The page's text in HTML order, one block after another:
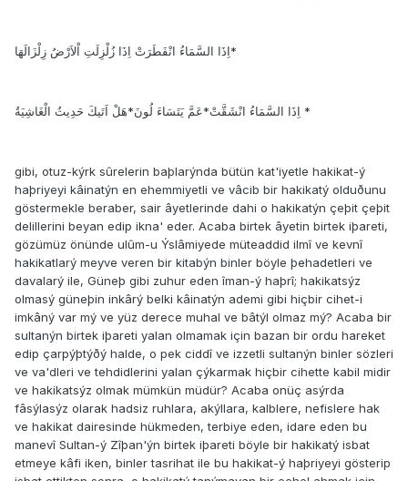
اِذَا السَّمَاءُ انْفَطَرَتْ اِذَا زُلْزِلَتِ اْلاَرْضُ زِلْزَالَهَا*
اِذَا السَّمَاءُ انْشَقَّتْ*عَمَّ يَتَسَاءَ لُونَ*هَلْ اَتَيكَ حَدِيثُ الْغَاشِيَةُ *
gibi, otuz-kýrk sûrelerin baþlarýnda bütün kat'iyetle hakikat-ý
haþriyeyi kâinatýn en ehemmiyetli ve vâcib bir hakikatý olduðunu
göstermekle beraber, sair âyetlerinde dahi o hakikatýn çeþit çeþit
delillerini beyan edip ikna' eder. Acaba birtek âyetin birtek iþareti,
gözümüz önünde ulûm-u Ýslâmiyede müteaddid ilmî ve kevnî
hakikatlarý meyve veren bir kitabýn binler böyle þehadetleri ve
davalarý ile, Güneþ gibi zuhur eden îman-ý haþrî; hakikatsýz
olmasý güneþin inkârý belki kâinatýn ademi gibi hiçbir cihet-i
imkâný var mý ve yüz derece muhal ve bâtýl olmaz mý? Acaba bir
sultanýn birtek iþareti yalan olmamak için bazan bir ordu hareket
edip çarpýþtýðý halde, o pek ciddî ve izzetli sultanýn binler sözleri
ve va'dleri ve tehdidlerini yalan çýkarmak hiçbir cihette kabil midir
ve hakikatsýz olmak mümkün müdür? Acaba onüç asýrda
fâsýlasýz olarak hadsiz ruhlara, akýllara, kalblere, nefislere hak
ve hakikat dairesinde hükmeden, terbiye eden, idare eden bu
manevî Sultan-ý Zîþan'ýn birtek iþareti böyle bir hakikatý isbat
etmeye kâfi iken, binler tasrihat ile bu hakikat-ý haþriyeyi gösterip